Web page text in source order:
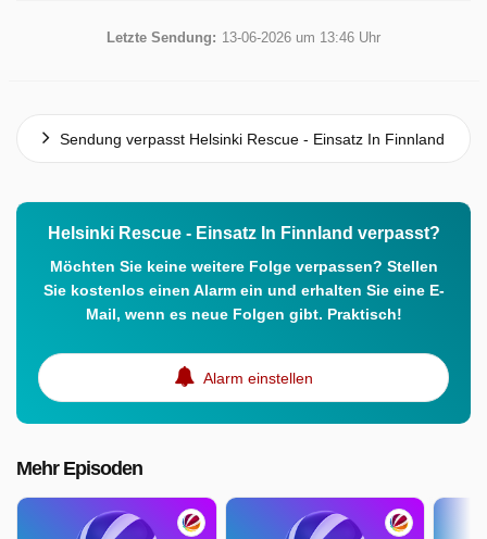
Letzte Sendung: 13-06-2026 um 13:46 Uhr
Sendung verpasst Helsinki Rescue - Einsatz In Finnland
Helsinki Rescue - Einsatz In Finnland verpasst?
Möchten Sie keine weitere Folge verpassen? Stellen
Sie kostenlos einen Alarm ein und erhalten Sie eine E-
Mail, wenn es neue Folgen gibt. Praktisch!
Alarm einstellen
Mehr Episoden